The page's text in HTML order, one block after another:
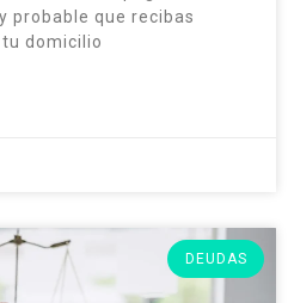
probable que recibas
domicilio
DEUDAS